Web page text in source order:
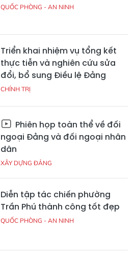
QUỐC PHÒNG - AN NINH
Triển khai nhiệm vụ tổng kết
thực tiễn và nghiên cứu sửa
đổi, bổ sung Điều lệ Đảng
CHÍNH TRỊ
Phiên họp toàn thể về đối
ngoại Đảng và đối ngoại nhân
dân
XÂY DỰNG ĐẢNG
Diễn tập tác chiến phường
Trần Phú thành công tốt đẹp
QUỐC PHÒNG - AN NINH